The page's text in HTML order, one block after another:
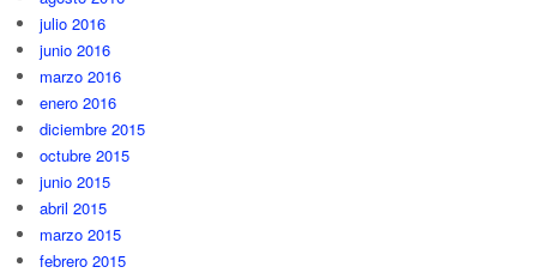
julio 2016
junio 2016
marzo 2016
enero 2016
diciembre 2015
octubre 2015
junio 2015
abril 2015
marzo 2015
febrero 2015